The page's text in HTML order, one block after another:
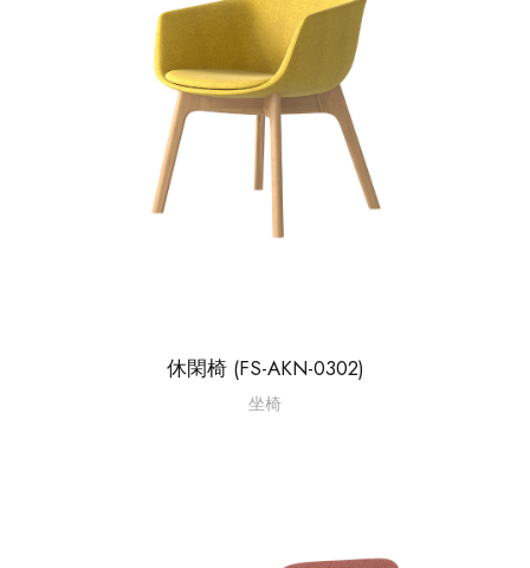
休閑椅 (FS-AKN-0302)
坐椅